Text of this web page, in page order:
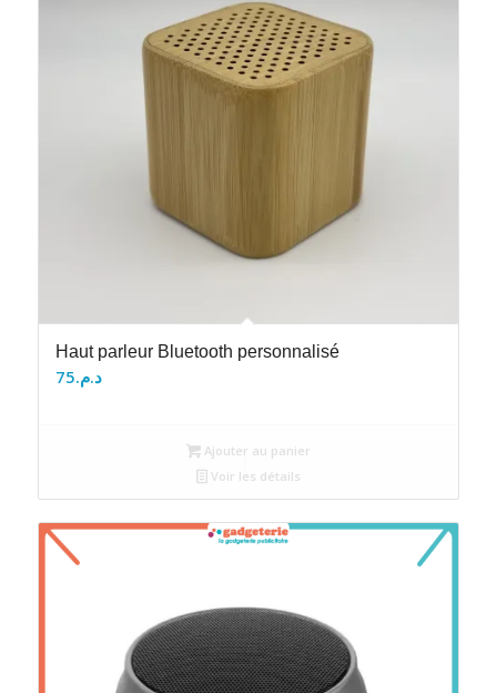
Haut parleur Bluetooth personnalisé
د.م.75
Ajouter au panier
Voir les détails